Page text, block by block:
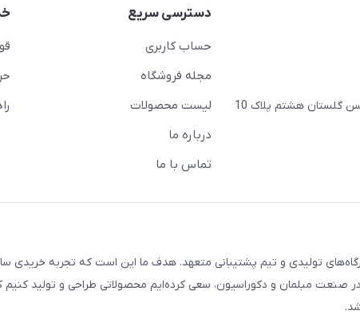
گلستان هشتم پلاک 10
دسترسی سریع
حساب کاربری
مجله فروشگاه
لیست محصولات
درباره ما
تماس با ما
تولیدی و تیم پشتیبانی متعهد. هدف ما این است که تجربه خریدی
صنعت مبلمان و دکوراسیون، سعی کرده‌ایم محصولاتی طراحی و تولید کنیم